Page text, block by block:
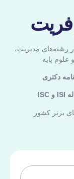
رشته‌های مدیریت،
پایه
برتر کشور